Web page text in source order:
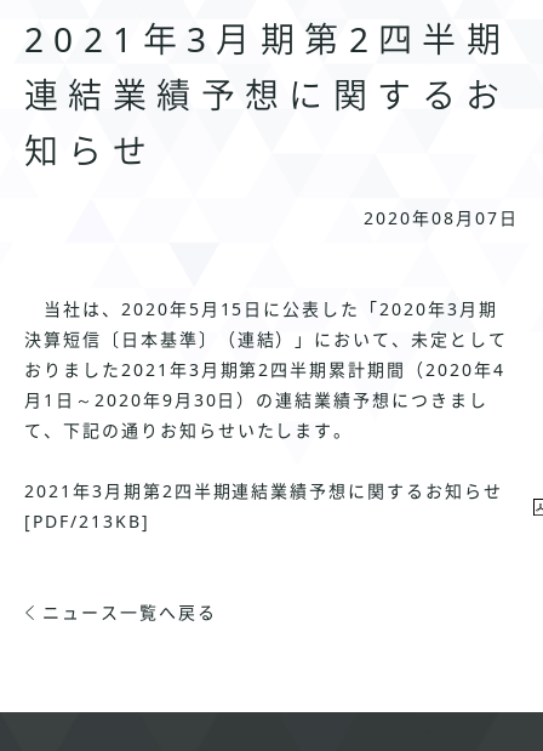
2021年3月期第2四半期
連結業績予想に関するお
知らせ
2020年08月07日
当社は、2020年5月15日に公表した「2020年3月期
決算短信〔日本基準〕（連結）」において、未定として
おりました2021年3月期第2四半期累計期間（2020年4
月1日～2020年9月30日）の連結業績予想につきまし
て、下記の通りお知らせいたします。
2021年3月期第2四半期連結業績予想に関するお知らせ
[PDF/213KB]
ニュース一覧へ戻る